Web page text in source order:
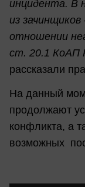
инцидента. В
из
отношении
ст. 20.1 КоАП
рассказали
На данный
продолжают
конфликта, а
возможных